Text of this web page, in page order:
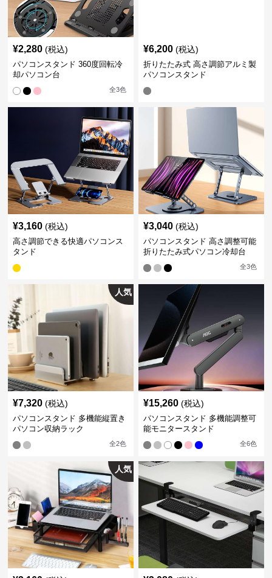
¥2,280 (税込)
パソコンスタンド 360度回転冷
却パソコン台
全3色
¥6,200 (税込)
折りたたみ式 高さ調節アルミ製
パソコンスタンド
¥3,160 (税込)
高さ調節できる快適パソコンス
タンド
¥3,040 (税込)
パソコンスタンド 高さ調整可能
折りたたみ式パソコン冷却台
全3色
人気
¥7,320 (税込)
パソコンスタンド 多機能縦置き
パソコン収納ラック
全2色
¥15,260 (税込)
パソコンスタンド 多機能調整可
能モニタースタンド
全6色
人気